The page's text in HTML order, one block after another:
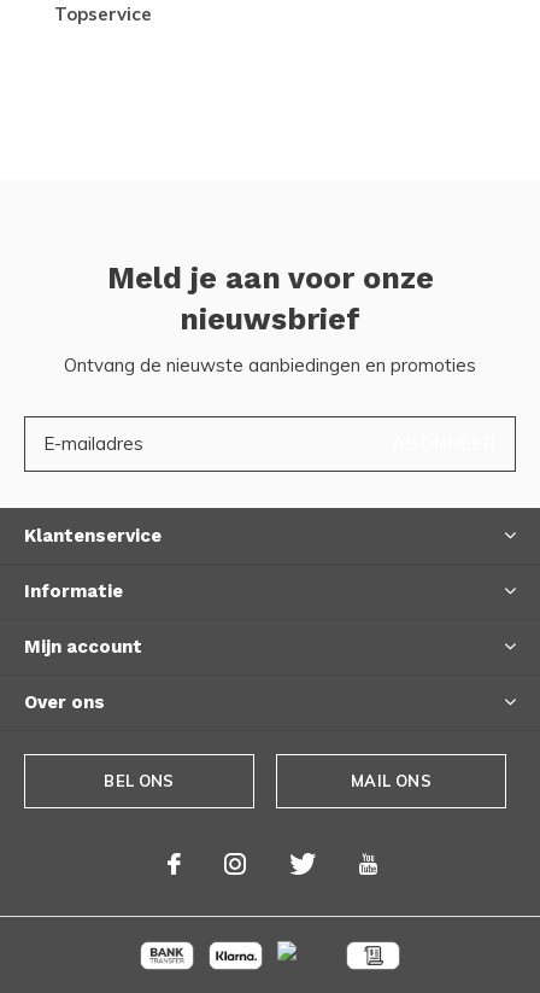
topservice
Meld je aan voor onze
nieuwsbrief
Ontvang de nieuwste aanbiedingen en promoties
Klantenservice
Informatie
Mijn account
Over ons
BEL ONS MAIL ONS